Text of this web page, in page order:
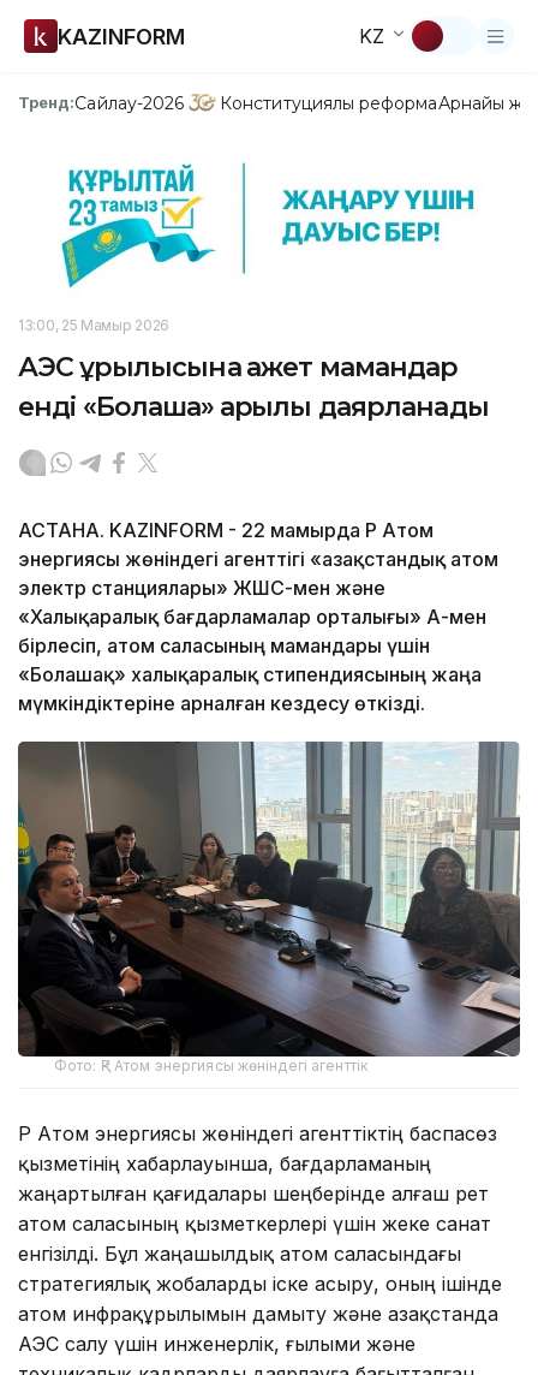
KAZINFORM KZ
Тренд:Сайлау-2026 Конституциялық реформаАрнайы
13:00, 25 Мамыр 2026
АЭС құрылысына қажет мамандар
енді «Болашақ» арқылы даярланады
АСТАНА. KAZINFORM - 22 мамырда ҚР Атом
энергиясы жөніндегі агенттігі «Қазақстандық атом
электр станциялары» ЖШС-мен және
«Халықаралық бағдарламалар орталығы» АҚ-мен
бірлесіп, атом саласының мамандары үшін
«Болашақ» халықаралық стипендиясының жаңа
мүмкіндіктеріне арналған кездесу өткізді.
Фото: ҚР Атом энергиясы жөніндегі агенттік
ҚР Атом энергиясы жөніндегі агенттіктің баспасөз
қызметінің хабарлауынша, бағдарламаның
жаңартылған қағидалары шеңберінде алғаш рет
атом саласының қызметкерлері үшін жеке санат
енгізілді. Бұл жаңашылдық атом саласындағы
стратегиялық жобаларды іске асыру, оның ішінде
атом инфрақұрылымын дамыту және Қазақстанда
АЭС салу үшін инженерлік, ғылыми және